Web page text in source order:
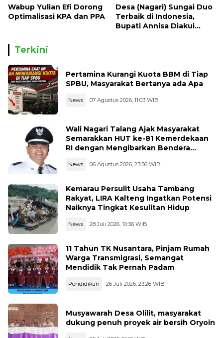
Refualu
Wabup Yulian Efi Dorong
Optimalisasi KPA dan PPA
Desa (Nagari) Sungai Duo
Terbaik di Indonesia,
Bupati Annisa Diakui
Terkini
Pertamina Kurangi Kuota BBM di Tiap
SPBU, Masyarakat Bertanya ada Apa
News 07 Agustus 2026, 11:03 WIB
Wali Nagari Talang Ajak Masyarakat
Semarakkan HUT ke-81 Kemerdekaan
RI dengan Mengibarkan Bendera
News 06 Agustus 2026, 23:56 WIB
Kemarau Persulit Usaha Tambang
Rakyat, LIRA Kalteng Ingatkan Potensi
Naiknya Tingkat Kesulitan Hidup
News 28 Juli 2026, 10:36 WIB
11 Tahun TK Nusantara, Pinjam Rumah
Warga Transmigrasi, Semangat
Mendidik Tak Pernah Padam
Pendidikan 26 Juli 2026, 23:26 WIB
Musyawarah Desa Olilit, masyarakat
dukung penuh proyek air bersih Oryoin